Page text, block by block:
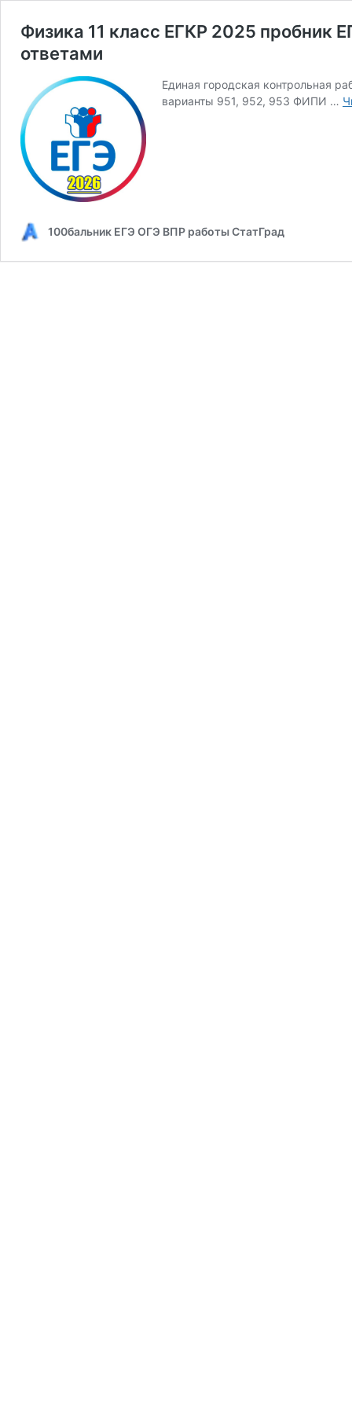
Физика 11 класс ЕГКР 2025 пробник
ответами
Единая городская контрольная
варианты 951, 952, 953 ФИПИ …
100бальник ЕГЭ ОГЭ ВПР работы СтатГрад